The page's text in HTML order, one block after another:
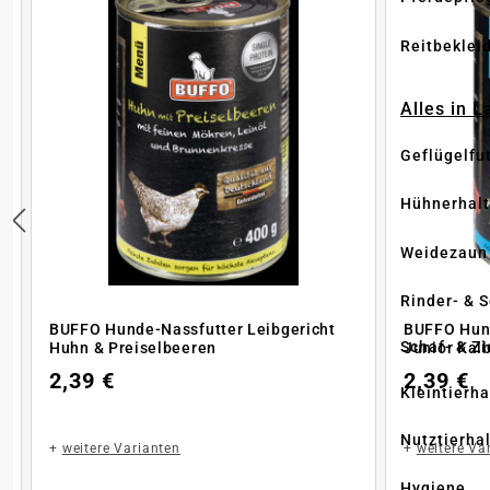
Alles in
Weidezaun
Rinder- &
Schaf- &
BUFFO Hunde-Nassfutter Leibgericht
Huhn & Preiselbeeren
2,39 €
+ weitere Varianten
BUFFO
Junior
2,39 €
+weitere